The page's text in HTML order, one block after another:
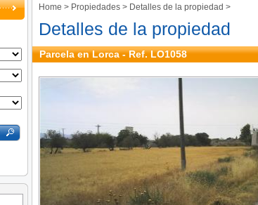
Home > Propiedades > Detalles de la propiedad >
Detalles de la propiedad
Parcela en Lorca - Ref. LO1058